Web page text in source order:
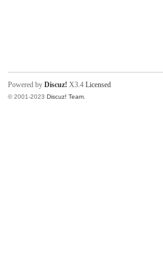
Powered by Discuz! X3.4 Licensed
© 2001-2023 Discuz! Team